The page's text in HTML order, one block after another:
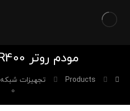
مودم روتر Archer VR400
Products تجهیزات شبکه
0